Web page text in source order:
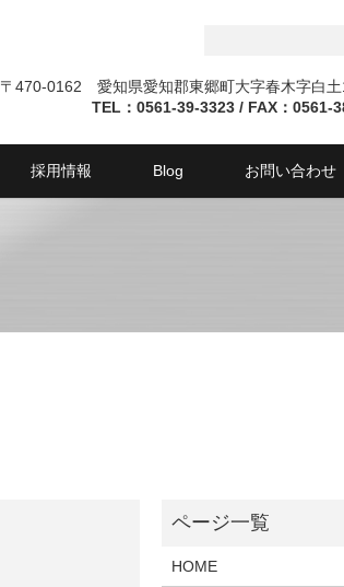
〒470-0162 愛知県愛知郡東郷町大字春木字白
TEL：0561-39-3323 / FAX：0561-
採用情報 Blog お問い合わせ
HOME